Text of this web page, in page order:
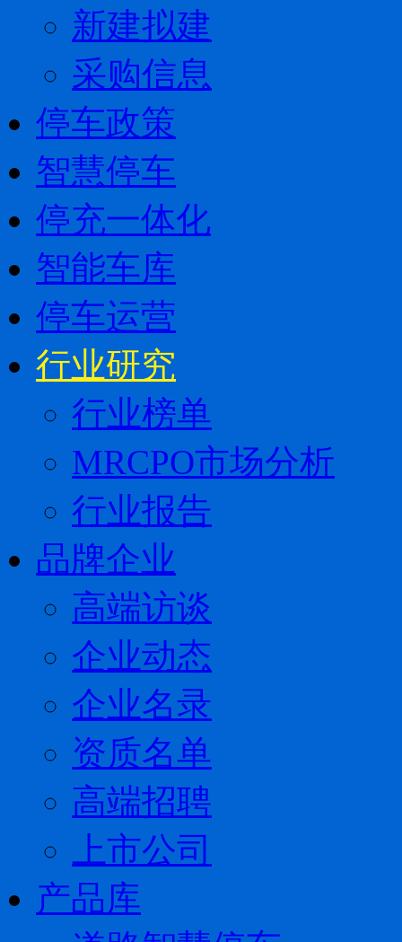
新建拟建
采购信息
停车政策
智慧停车
停充一体化
智能车库
停车运营
行业研究
行业榜单
MRCPO市场分析
行业报告
品牌企业
高端访谈
企业动态
企业名录
资质名单
高端招聘
上市公司
产品库